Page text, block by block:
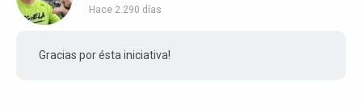
Hace 2.290 días
Gracias por ésta iniciativa!